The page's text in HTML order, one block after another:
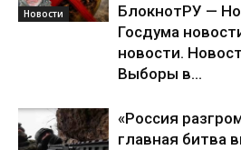
Новости
БлокнотРУ —
Госдума
новости.
Выборы в...
«Россия
главная битва